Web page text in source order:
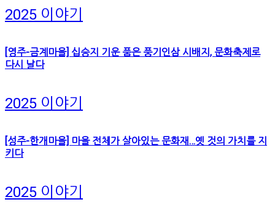
2025 이야기
[영주-금계마을] 십승지 기운 품은 풍기인삼 시배지, 문화축제로
다시 날다
2025 이야기
[성주-한개마을] 마을 전체가 살아있는 문화재…옛 것의 가치를 지
키다
2025 이야기